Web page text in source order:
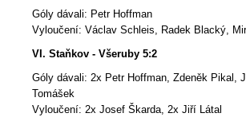
Góly dávali: Petr Hoffman
Vyloučení: Václav Schleis, Radek Blacký,
VI. Staňkov - Všeruby 5:2
Góly dávali: 2x Petr Hoffman, Zdeněk Pikal,
Tomášek
Vyloučení: 2x Josef Škarda, 2x Jiří Látal